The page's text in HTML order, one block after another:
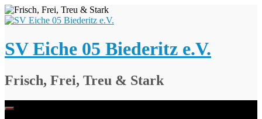
Springe
zum
SV Eiche 05 Biederitz e.V.
Frisch, Frei, Treu & Stark